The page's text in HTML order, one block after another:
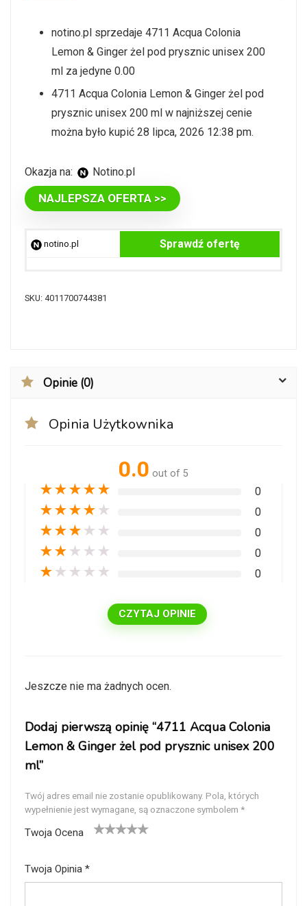
notino.pl sprzedaje 4711 Acqua Colonia
Lemon & Ginger żel pod prysznic unisex 200
ml za jedyne 0.00
4711 Acqua Colonia Lemon & Ginger żel pod
prysznic unisex 200 ml w najniższej cenie
można było kupić 28 lipca, 2026 12:38 pm.
Okazja na: notino.pl
NAJLEPSZA OFERTA >>
notino.pl Sprawdź ofertę
SKU: 4011700744381
Opinie (0)
Opinia Użytkownika
0.0 out of 5
★★★★★ 0
★★★★ ★ 0
★★★ ★ ★ 0
★★ ★ ★ ★ 0
★ ★ ★ ★ ★ 0
CZYTAJ OPINIE
Jeszcze nie ma żadnych ocen.
Dodaj pierwszą opinię “4711 Acqua Colonia
Lemon & Ginger żel pod prysznic unisex 200
ml”
Twój adres email nie zostanie opublikowany. Pola, których
wypełnienie jest wymagane, są oznaczone symbolem *
Twoja Ocena
Twoja Opinia *